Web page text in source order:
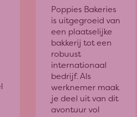
Poppies Bakeries
is uitgegroeid van
een plaatselijke
bakkerij tot een
robuust
internationaal
bedrijf. Als
werknemer maak
je deel uit van dit
avontuur vol